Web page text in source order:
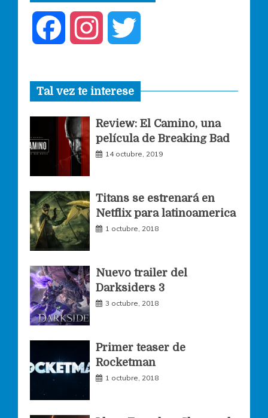
c
e
b
o
o
s
t
a
g
m
i
t
t
r
Tal vez te interese
Review: El Camino, una
película de Breaking Bad
14 octubre, 2019
Titans se estrenará en
Netflix para latinoamerica
1 octubre, 2018
Nuevo trailer del
Darksiders 3
3 octubre, 2018
Primer teaser de
Rocketman
1 octubre, 2018